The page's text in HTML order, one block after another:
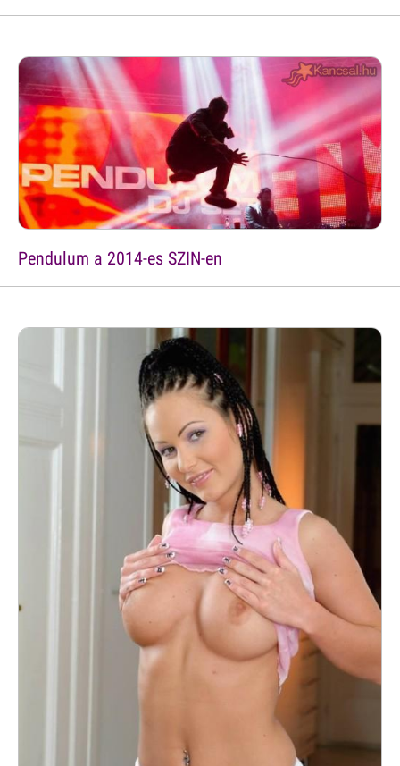
Pendulum a 2014-es SZIN-en